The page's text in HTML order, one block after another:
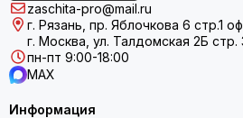
zaschita-pro@mail.ru
г. Рязань, пр. Яблочкова 6 стр.1
г. Москва, ул. Талдомская 2Б
пн-пт 9:00-18:00
MAX
Информация